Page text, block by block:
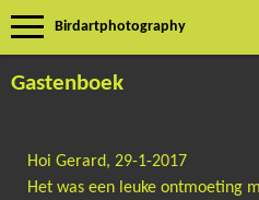
Birdartphotography
Gastenboek
Hoi Gerard, 29-1-2017
Het was een leuke ontmoeting